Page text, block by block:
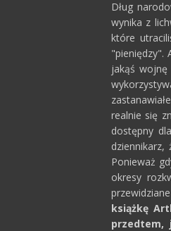
Dług
wynika z
które
"pieniędzy".
jakąś
realnie się
dostępny
Ponieważ
okresy
książkę
przedtem,